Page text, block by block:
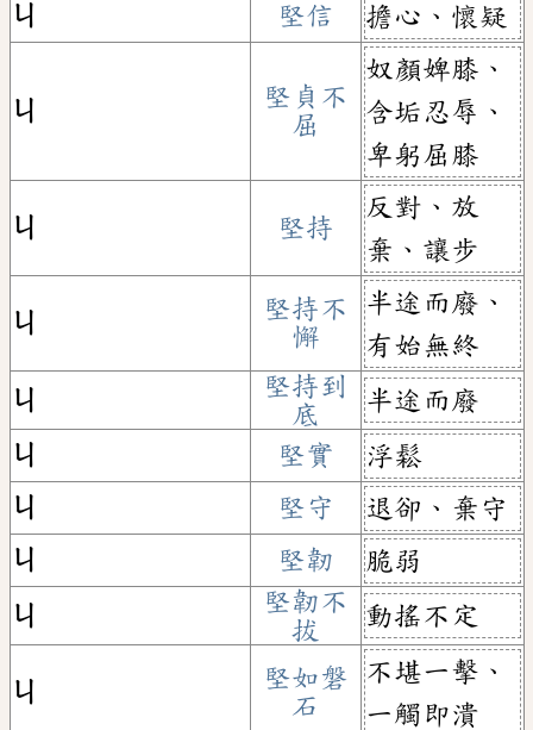
ㄐ
堅信 擔心、懷疑
ㄐ
堅貞不
屈
奴顏婢膝、
含垢忍辱、
卑躬屈膝
ㄐ 堅持
反對、放
棄、讓步
ㄐ
堅持不
懈
半途而廢、
有始無終
ㄐ
堅持到
底
半途而廢
ㄐ
堅實
浮鬆
ㄐ
堅守
退卻、棄守
ㄐ
堅韌
脆弱
ㄐ
堅韌不
拔
動搖不定
ㄐ
堅如磐
石
不堪一擊、
一觸即潰